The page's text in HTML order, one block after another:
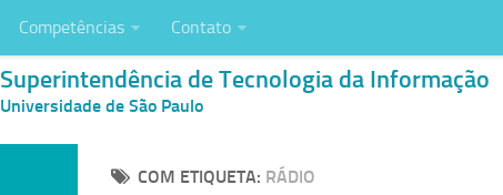
Competências Contato
Superintendência de Tecnologia da Informação
Universidade de São Paulo
COM ETIQUETA: RÁDIO